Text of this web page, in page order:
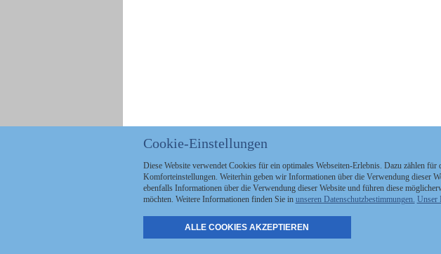
Politik
Stellenmarkt
Anzeigen Staatszeitung
Cookie-Einstellungen
Diese Website verwendet Cookies für ein optimales Webseiten-Erlebnis. Dazu zählen
Komforteinstellungen. Weiterhin geben wir Informationen über die Verwendung dieser
ebenfalls Informationen über die Verwendung dieser Website und führen diese
möchten. Weitere Informationen finden Sie in unseren Datenschutzbestimmungen. Unser
ALLE COOKIES AKZEPTIEREN